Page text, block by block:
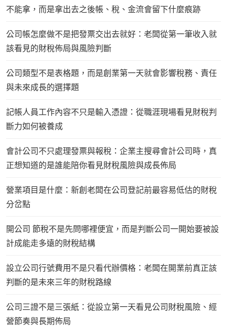
不能拿，而是拿出去之後帳、稅、金流會留下什麼痕跡
公司帳怎麼做不是把發票交出去就好：老闆從第一筆收入就
該看見的財稅佈局與風險判斷
公司類型不是表格題，而是創業第一天就會影響稅務、責任
與未來成長的選擇題
記帳人員工作內容不只是輸入憑證：從職涯現場看見財稅判
斷力如何被養成
會計公司不只處理發票與報稅：企業主搜尋會計公司時，真
正想知道的是誰能陪你看見財稅風險與成長佈局
營業項目是什麼：新創老闆在公司登記前最容易低估的財稅
分岔點
開公司 節稅不是先問哪裡便宜，而是判斷公司一開始要被設
計成能走多遠的財稅結構
設立公司行號費用不是只看代辦價格：老闆在開業前真正該
判斷的是未來三年的財稅路線
公司三證不是三張紙：從設立第一天看見公司財稅風險、經
營節奏與長期佈局